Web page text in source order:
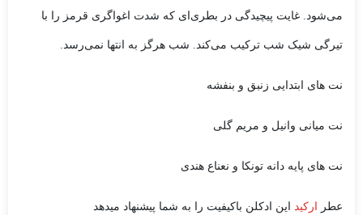
می‌شود. غایت پیچیدگی در بطری‌ای که شدت اغواگری قرمز را با
تیرگی شیک شب ترکیب می‌کند. شب هرگز به انتها نمی‌رسد.
نت های ابتدایی زنبق و بنفشه
نت میانی وانیل و مریم گلی
نت های پایه دانه تونکا و نعناع هندی
عطر ارکید این ادکلن باکیفیت را به شما پیشنهاد میدهد